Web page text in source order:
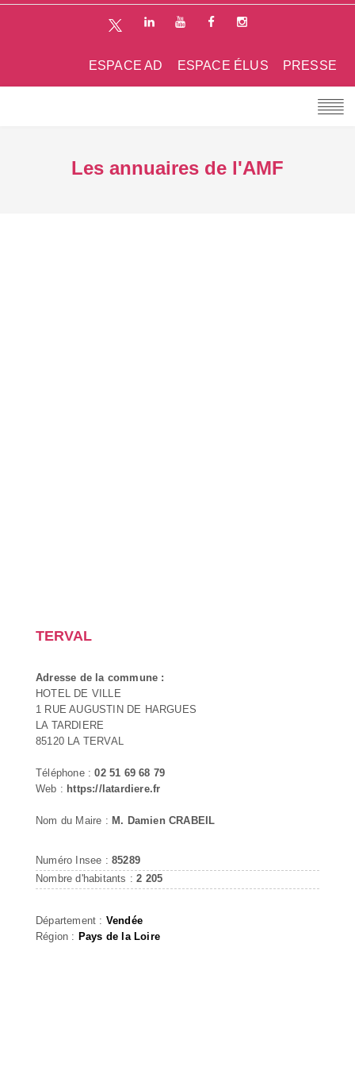
PRESSE
ESPACE ÉLUS
ESPACE AD
Les annuaires de l'AMF
TERVAL
Adresse de la commune :
HOTEL DE VILLE
1 RUE AUGUSTIN DE HARGUES
LA TARDIERE
85120 LA TERVAL
Téléphone :02 51 69 68 79
Web : https://latardiere.fr
Nom du Maire : M. Damien CRABEIL
Numéro Insee : 85289
Nombre d'habitants :2 205
Département : Vendée
Région : Pays de la Loire